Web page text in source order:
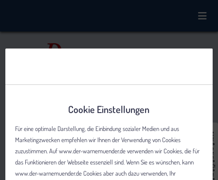
Cookie Einstellungen
Für eine optimale Darstellung, die Einbindung sozialer Medien und aus
Marketingzwecken empfehlen wir Ihnen der Verwendung von Cookies
zuzustimmen. Auf www.der-warnemuender.de verwenden wir Cookies, die für
das Funktionieren der Webseite essenziell sind. Wenn Sie es wünschen, kann
www.der-warnemuender.de Cookies aber auch dazu verwenden, Ihr